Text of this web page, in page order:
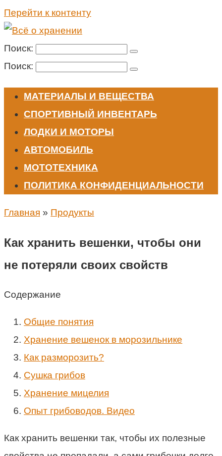
Перейти к контенту
Поиск:
Поиск:
МАТЕРИАЛЫ И ВЕЩЕСТВА
СПОРТИВНЫЙ ИНВЕНТАРЬ
ЛОДКИ И МОТОРЫ
АВТОМОБИЛЬ
МОТОТЕХНИКА
ПОЛИТИКА КОНФИДЕНЦИАЛЬНОСТИ
Главная » Продукты
Как хранить вешенки, чтобы они
не потеряли своих свойств
Содержание
Общие понятия
Хранение вешенок в морозильнике
Как разморозить?
Сушка грибов
Хранение мицелия
Опыт грибоводов. Видео
Как хранить вешенки так, чтобы их полезные